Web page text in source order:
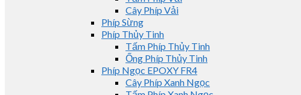
Cây Phíp Vải
Phíp Sừng
Phíp Thủy Tinh
Tấm Phíp Thủy Tinh
Ống Phíp Thủy Tinh
Phíp Ngọc EPOXY FR4
Cây Phíp Xanh Ngọc